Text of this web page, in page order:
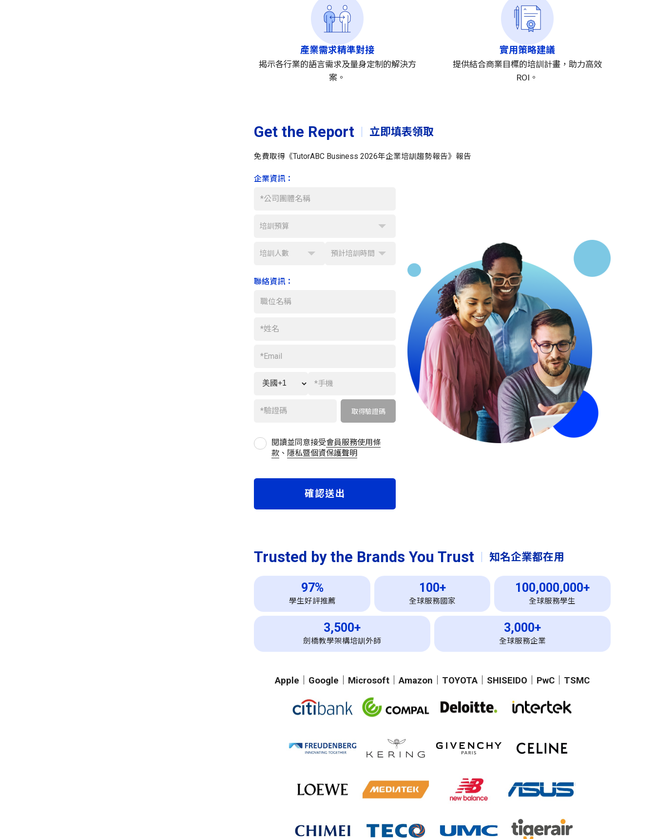
產業需求精準對接
揭示各行業的語言需求及量身定制的解決方
案。
實用策略建議
提供結合商業目標的培訓計畫，助力高效
ROI。
Get the Report 立即填表領取
免費取得《TutorABC Business 2026年企業培訓趨勢報告》報告
企業資訊：
培訓預算
培訓人數 預計培訓時間
聯絡資訊：
閱讀並同意接受會員服務使用條
款、 隱私暨個資保護聲明
Trusted by the Brands You Trust 知名企業都在用
97%
學生好評推薦
100+
全球服務國家
100,000,000+
全球服務學生
3,500+
劍橋教學架構培訓外師
3,000+
全球服務企業
Apple Google Microsoft ｜Amazon TOYOTA SHISEIDO PwC TSMC